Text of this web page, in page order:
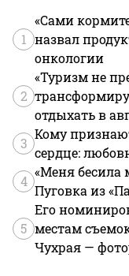
1
«Сами
назвал
онкологии
2
«Туризм не
отдыхать в
3
Кому
сердце:
4
«Меня бесила
Пуговка из
5
Его
местам
Чухрая —